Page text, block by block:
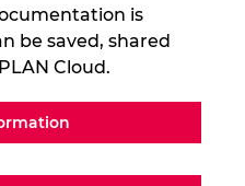
is
be saved, shared
Cloud.